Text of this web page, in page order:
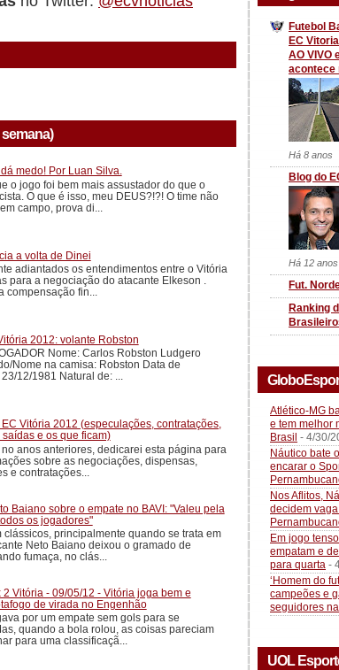
medo! Por Luan Silva.
o jogo foi bem mais assustador do que o
O que é isso, meu DEUS?!?! O time não
campo, prova di...
a volta de Dinei
adiantados os entendimentos entre o Vitória
para a negociação do atacante Elkeson .
compensação fin...
2012: volante Robston
Nome: Carlos Robston Ludgero
Nome na camisa: Robston Data de
12/1981 Natural de: ...
Vitória 2012 (especulações, contratações,
e os que ficam)
anos anteriores, dedicarei esta página para
sobre as negociações, dispensas,
e contratações...
Baiano sobre o empate no BAVI: "Valeu pela
os jogadores"
clássicos, principalmente quando se trata em
Neto Baiano deixou o gramado de
fumaça, no clás...
2 Vitória - 09/05/12 - Vitória joga bem e
de virada no Engenhão
por um empate sem gols para se
quando a bola rolou, as coisas pareciam
para uma classificaçã...
Futebol
EC
AO VIVO
acontece
Há 8 anos
Blog do
Há 12 anos
Fut.
Ranking
Atlético-MG
e tem melhor
Brasil - 4/30/
Náutico bate
encarar o
Nos Aflitos,
decidem
Em jogo
empatam e
para quarta -
‘Homem do
campeões e
seguidores
UOL